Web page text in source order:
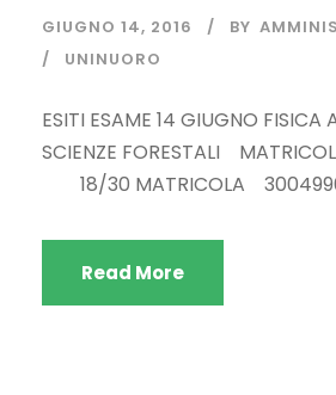
GIUGNO 14, 2016 BY
UNINUORO
ESITI ESAME 14 GIUGNO FISICA
SCIENZE FORESTALI
18/30 MATRICOLA
Read More